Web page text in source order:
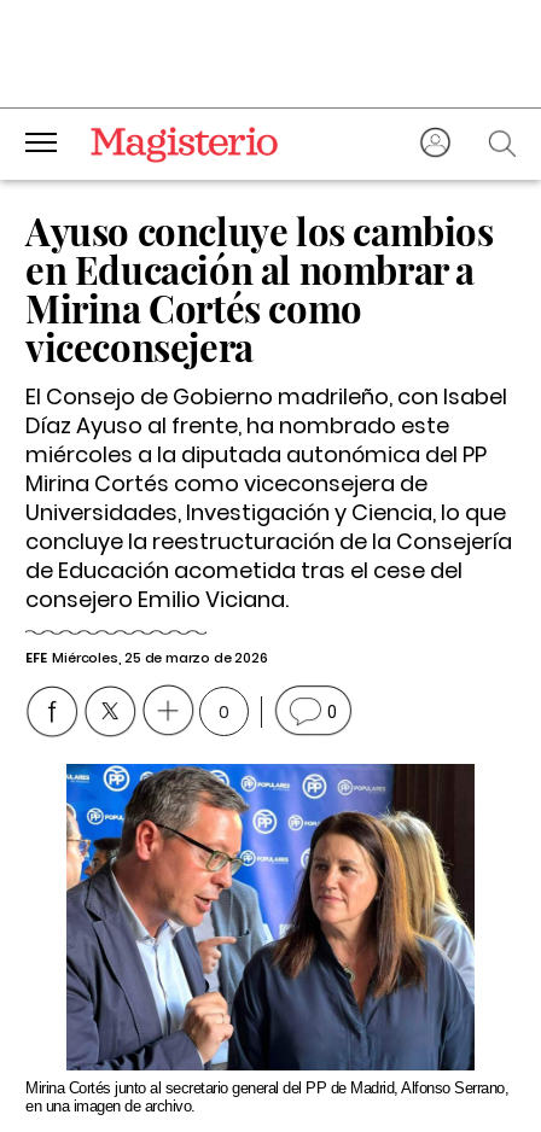
Ayuso concluye los cambios
en Educación al nombrar a
Mirina Cortés como
viceconsejera
El Consejo de Gobierno madrileño, con Isabel
Díaz Ayuso al frente, ha nombrado este
miércoles a la diputada autonómica del PP
Mirina Cortés como viceconsejera de
Universidades, Investigación y Ciencia, lo que
concluye la reestructuración de la Consejería
de Educación acometida tras el cese del
consejero Emilio Viciana.
EFE Miércoles, 25 de marzo de 2026
0 0
Mirina Cortés junto al secretario general del PP de Madrid, Alfonso Serrano,
en una imagen de archivo.